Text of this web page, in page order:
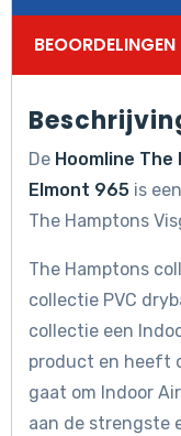
De Hoomline
Elmont 965 is
The Hamptons
The Hamptons
collectie PVC
collectie een
product en heeft
gaat om Indoor
aan de strengste